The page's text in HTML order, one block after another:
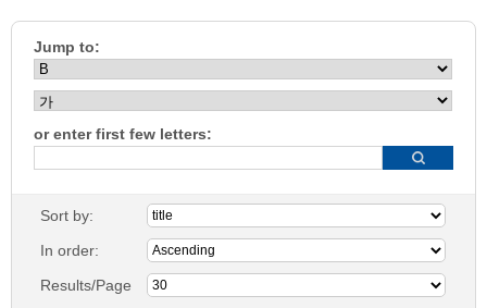
Jump to:
or enter first few letters:
Sort by:
In order:
Results/Page